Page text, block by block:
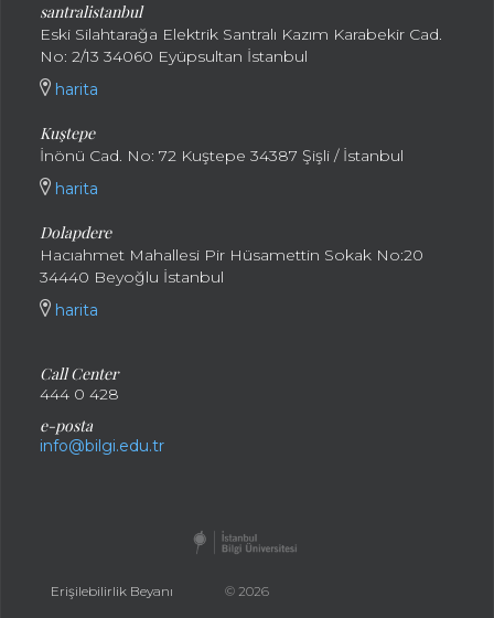
santralistanbul
Eski Silahtarağa Elektrik Santralı Kazım Karabekir Cad.
No: 2/13 34060 Eyüpsultan İstanbul
harita
Kuştepe
İnönü Cad. No: 72 Kuştepe 34387 Şişli / İstanbul
harita
Dolapdere
Hacıahmet Mahallesi Pir Hüsamettin Sokak No:20
34440 Beyoğlu İstanbul
harita
Call Center
444 0 428
e-posta
info@bilgi.edu.tr
Erişilebilirlik Beyanı © 2026